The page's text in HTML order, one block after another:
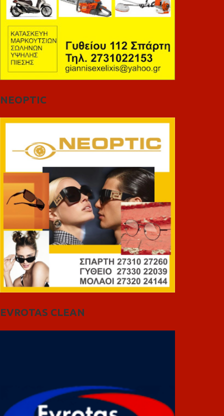
NEOPTIC
EVROTAS CLEAN